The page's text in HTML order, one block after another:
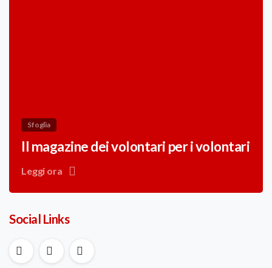
Sfoglia
Il magazine dei volontari per i volontari
Leggi ora
Social Links